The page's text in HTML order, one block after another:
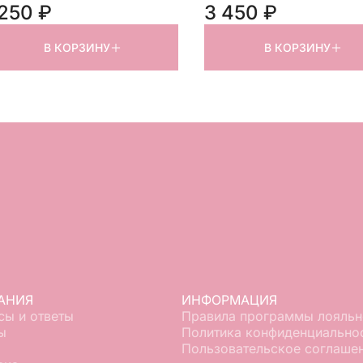
размер «L»
₽
В КОРЗИНУ
кофейный
3 450 ₽
В КОРЗИНУ
и ответы
ИНФОРМАЦИЯ
Правила программы
Политика
Пользовательское